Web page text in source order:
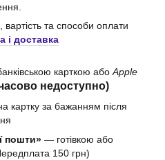
та способи оплати
і доставка
карткою або Apple
недоступно)
картку за бажанням після
пошти» — готівкою або
150 грн)